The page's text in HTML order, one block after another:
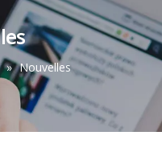
» Nouvelles